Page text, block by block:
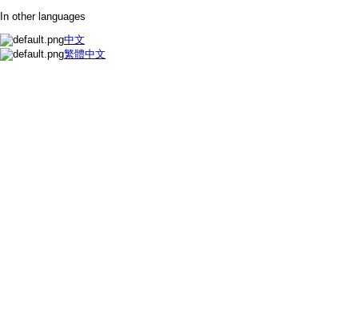
In other languages
中文
繁體中文